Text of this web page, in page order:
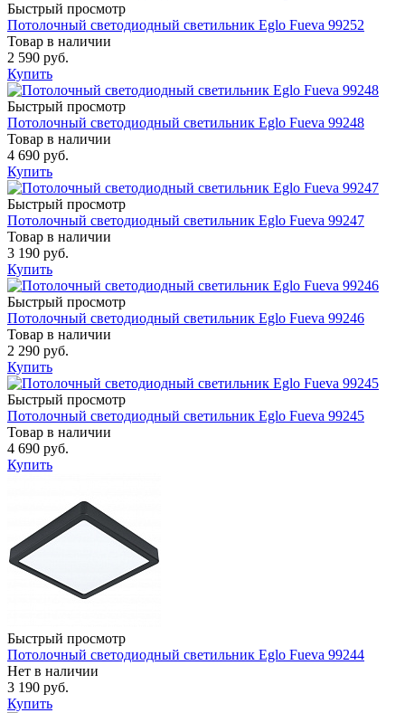
Быстрый просмотр
Потолочный светодиодный светильник Eglo Fueva 99252
Товар в наличии
2 590 руб.
Купить
Быстрый просмотр
Потолочный светодиодный светильник Eglo Fueva 99248
Товар в наличии
4 690 руб.
Купить
Быстрый просмотр
Потолочный светодиодный светильник Eglo Fueva 99247
Товар в наличии
3 190 руб.
Купить
Быстрый просмотр
Потолочный светодиодный светильник Eglo Fueva 99246
Товар в наличии
2 290 руб.
Купить
Быстрый просмотр
Потолочный светодиодный светильник Eglo Fueva 99245
Товар в наличии
4 690 руб.
Купить
Быстрый просмотр
Потолочный светодиодный светильник Eglo Fueva 99244
Нет в наличии
3 190 руб.
Купить